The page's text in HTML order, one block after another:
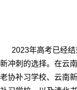
2023年高考已经结
新冲刺的选择。在云
老协补习学校、云南